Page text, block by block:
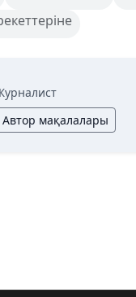
Автор мақалалары